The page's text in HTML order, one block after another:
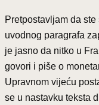
Pretpostavljam da
uvodnog paragrafa
je jasno da nitko u
govori i piše o
Upravnom vijeću
se u nastavku teksta